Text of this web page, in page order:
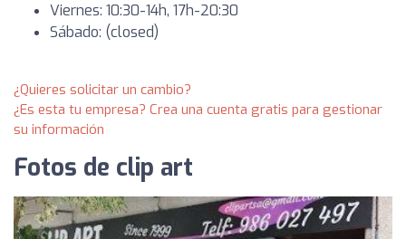
Viernes: 10:30-14h, 17h-20:30
Sábado: (closed)
¿Quieres solicitar un cambio?
¿Es esta tu empresa? Crea una cuenta gratis para gestionar
su información
Fotos de clip art